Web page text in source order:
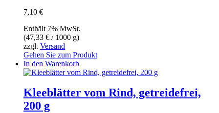
7,10 €
Enthält 7% MwSt.
(47,33 € / 1000 g)
zzgl. Versand
Gehen Sie zum Produkt
In den Warenkorb
Kleeblätter vom Rind, getreidefrei,
200 g